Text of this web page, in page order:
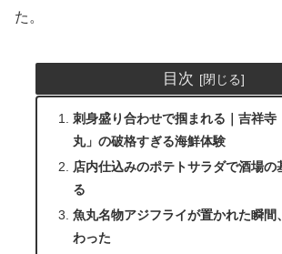
た。
目次
刺身盛り合わせで掴まれる｜吉祥寺
丸」の破格すぎる海鮮体験
店内仕込みのポテトサラダで酒場の
る
魚丸名物アジフライが置かれた瞬間
わった